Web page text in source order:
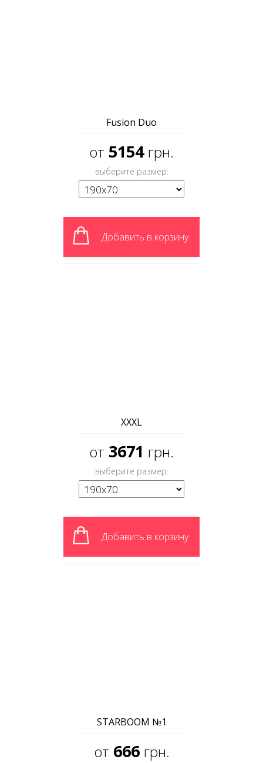
Fusion Duo
от 5154 грн.
выберите размер:
Добавить в корзину
XXXL
от 3671 грн.
выберите размер:
Добавить в корзину
STARBOOM №1
от 666 грн.